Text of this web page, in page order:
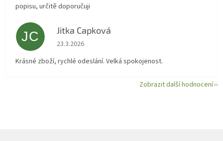
popisu, určitě doporučuji
JC Jitka Capková
Hodnocení obchodu je 5 z 5 hvězdiček.
23.3.2026
Krásné zboží, rychlé odeslání. Velká spokojenost.
Zobrazit další hodnocení